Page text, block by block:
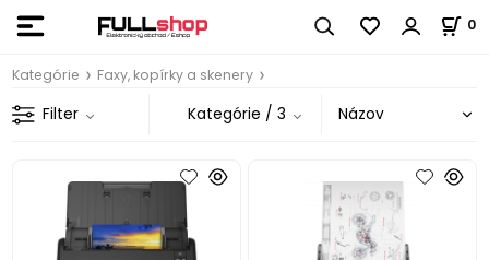
0
Kategórie Faxy, kopírky a skenery
Filter Kategórie / 3